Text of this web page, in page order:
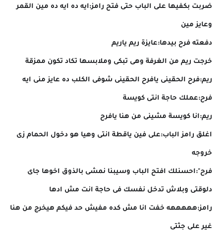
ضربت بكفيها على الباب حتى فتح رامز:ايه ده ايه ده مين القمر
وعايز مين
دفعته فرح بيدها:عايزة ريم ياريم
خرجت ريم من الغرفة وهى تبكى وملابسها تكاد تكون ممزقة
ريم:فرح الحقينى يافرح الحقينى شوفى الكلب ده عايز منى ايه
فرح:عملك حاجة انتى كويسة
ريم:انا كويسة مشينى من هنا يافرح
اغلق رامز الباب:على فين ياقطة انتى وهيا هو دخول الحمام زى
خروجه
فرح":احسنلك افتح الباب وسيبنا نمشى بالذوق اخوها جاى
دلوقتى وبلاش تدخل نفسك فى حاجة انت مش ادها
رامز:هههههه خفت انا مش كده مفيش حد فيكم هيخرج من هنا
غير على جثتى